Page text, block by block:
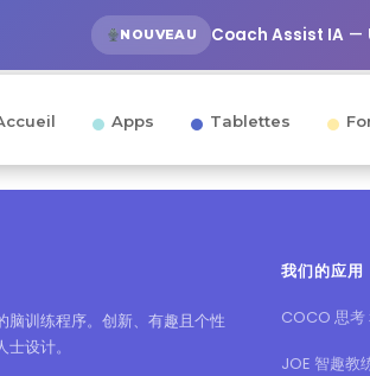
NOUVEAU Coach Assist IA —
Apps Tablettes
脑训练程序。创新、有趣且个性
设计。
我们的应用
COCO 思考
JOE 智趣教